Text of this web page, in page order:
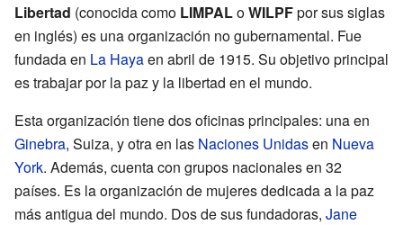
Libertad (conocida como LIMPALoWILPFpor sus siglas
en inglés) es una organización no gubernamental. Fue
fundada en La Hayaen abril de 1915. Su objetivo principal
es trabajar por la paz y la libertad en el mundo.
Esta organización tiene dos oficinas principales: una en
Ginebra, Suiza, y otra en las Naciones Unidasen Nueva
York. Además, cuenta con grupos nacionales en 32
países. Es la organización de mujeres dedicada a la paz
más antigua del mundo. Dos de sus fundadoras, Jane